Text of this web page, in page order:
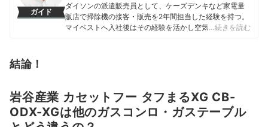
ガイド
ダイソンの派遣販売員として、ケーズデンキなど家電量
販店で掃除機の接客・販売を2年間担当した経験を持つ。
マイベストへ入社後はその経験を活かし空気清浄機・除
毎日使う家電製品だからこそ、本当によい商品を誰もが
簡単に選べるように、性能はもちろん省エネ性能やお手
入れのしやすさまでひとつひとつ丁寧に確認しながらコ
ンテンツ制作を行う。
…続きを読む
結論！
岩谷産業 カセットフー タフまるXG CB-
ODX-XGは他のガスコンロ・ガステーブル